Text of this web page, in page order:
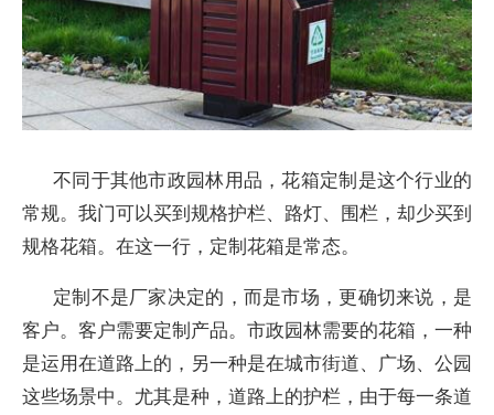
不同于其他市政园林用品，花箱定制是这个行业的
常规。我门可以买到规格护栏、路灯、围栏，却少买到
规格花箱。在这一行，定制花箱是常态。
定制不是厂家决定的，而是市场，更确切来说，是
客户。客户需要定制产品。市政园林需要的花箱，一种
是运用在道路上的，另一种是在城市街道、广场、公园
这些场景中。尤其是种，道路上的护栏，由于每一条道